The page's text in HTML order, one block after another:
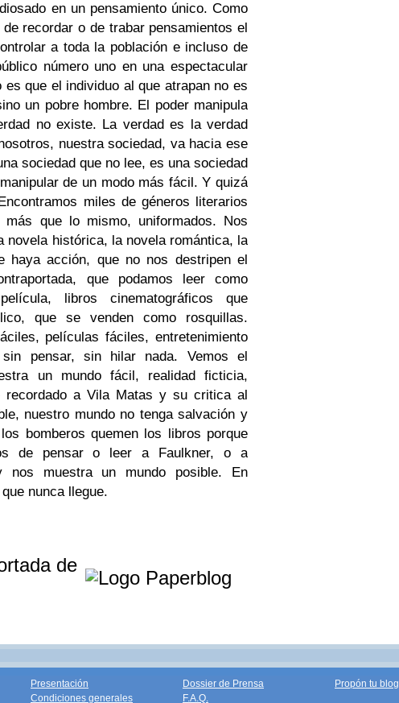
en un pensamiento único. Como
recordar o de trabar pensamientos el
a toda la población e incluso de
número uno en una espectacular
es que el individuo al que atrapan no es
un pobre hombre. El poder manipula
no existe. La verdad es la verdad
nuestra sociedad, va hacia ese
sociedad que no lee, es una sociedad
de un modo más fácil.Y quizá
miles de géneros literarios
que lo mismo, uniformados. Nos
novela histórica, la novela romántica, la
haya acción, que no nos destripen el
que podamos leer como
libros cinematográficos que
que se venden como rosquillas.
películas fáciles, entretenimiento
pensar, sin hilar nada. Vemos el
un mundo fácil, realidad ficticia,
recordado a Vila Matas y su critica al
nuestro mundo no tenga salvación y
bomberos quemen los libros porque
de pensar o leer a Faulkner, o a
nos muestra un mundo posible. En
nunca llegue.
de
Presentación
Condiciones generales
Dossier de Prensa
F.A.Q.
Propón tu blog